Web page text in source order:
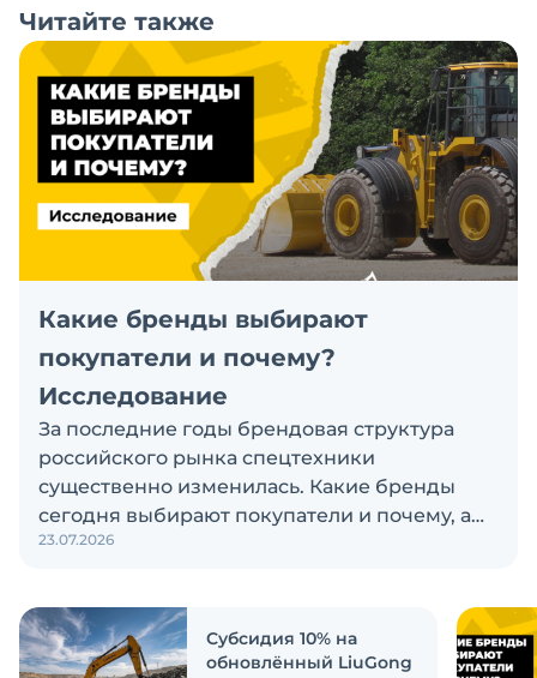
Читайте также
Какие бренды выбирают
покупатели и почему?
Исследование
За последние годы брендовая структура
российского рынка спецтехники
существенно изменилась. Какие бренды
сегодня выбирают покупатели и почему, а
также кого считают лидерами рынка?
ответить на эти вопросы
23.07.2026
Субсидия 10% на
обновлённый LiuGong